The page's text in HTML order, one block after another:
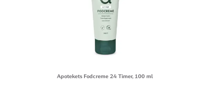
Apotekets Fodcreme 24 Timer, 100 ml